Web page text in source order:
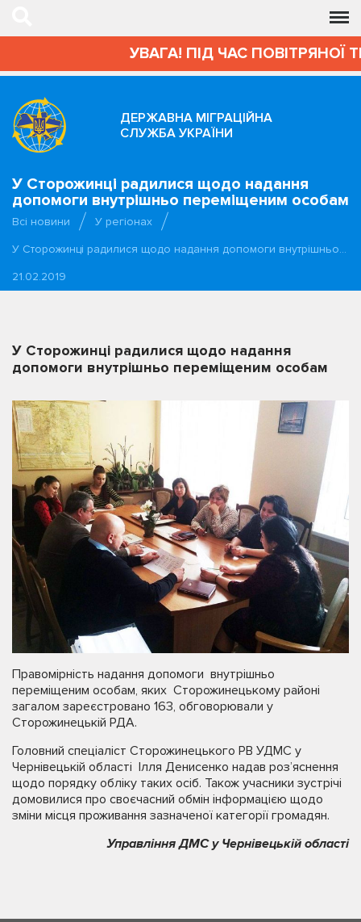
УВАГА! ПІД ЧАС ПОВІТРЯНОЇ
ДЕРЖАВНА МІГРАЦІЙНА
СЛУЖБА УКРАЇНИ
У Сторожинці радилися щодо надання
допомоги внутрішньо переміщеним особам
Всі новини
У регіонах
У Сторожинці радилися щодо надання допомоги внутрішньо…
21.02.2019
У Сторожинці радилися щодо надання
допомоги внутрішньо переміщеним особам
Правомірність надання допомоги внутрішньо
переміщеним особам, яких Сторожинецькому районі
загалом зареєстровано 163, обговорювали у
Сторожинецькій РДА.
Головний спеціаліст Сторожинецького РВ УДМС у
Чернівецькій області Ілля Денисенко надав роз’яснення
щодо порядку обліку таких осіб. Також учасники зустрічі
домовилися про своєчасний обмін інформацією щодо
зміни місця проживання зазначеної категорії громадян.
Управління ДМС у Чернівецькій області